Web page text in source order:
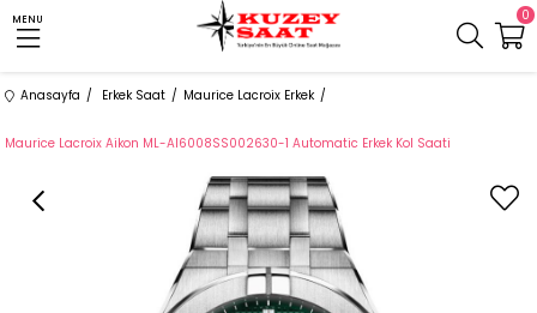
MENU 0
Anasayfa Erkek Saat Maurice Lacroix Erkek
Maurice Lacroix Aikon ML-AI6008SS002630-1 Automatic Erkek Kol Saati